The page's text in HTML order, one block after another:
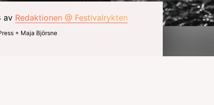
av Redaktionen @ Festivalrykten
+ Maja Björsne